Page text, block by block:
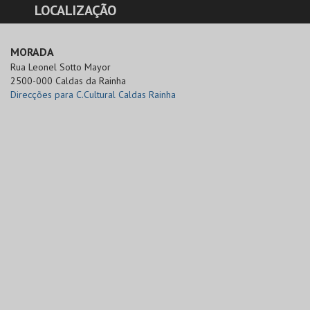
LOCALIZAÇÃO
MORADA
Rua Leonel Sotto Mayor
2500-000 Caldas da Rainha
Direcções para C.Cultural Caldas Rainha